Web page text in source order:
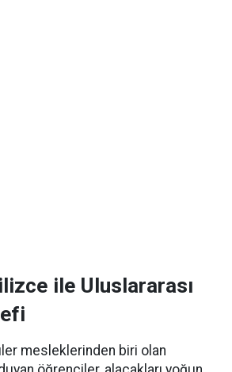
ile Uluslararası
mesleklerinden biri olan